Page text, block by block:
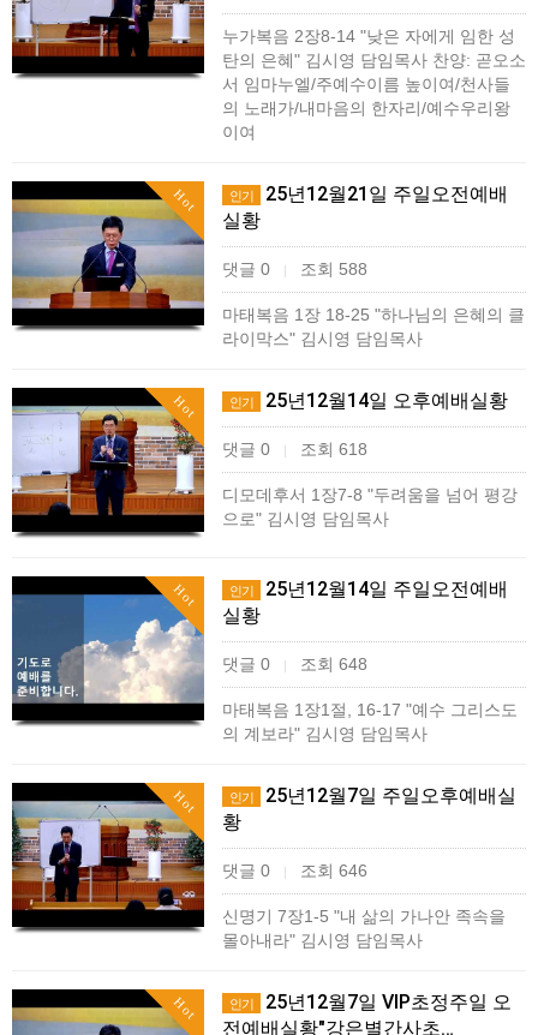
누가복음 2장8-14 "낮은 자에게 임한 성
탄의 은혜" 김시영 담임목사 찬양: 곧오소
서 임마누엘/주예수이름 높이여/천사들
의 노래가/내마음의 한자리/예수우리왕
이여
Hot 인기
25년12월21일 주일오전예배
실황
댓글 0 | 조회 588
마태복음 1장 18-25 "하나님의 은혜의 클
라이막스" 김시영 담임목사
Hot 인기 25년12월14일 오후예배실황
댓글 0 | 조회 618
디모데후서 1장7-8 "두려움을 넘어 평강
으로" 김시영 담임목사
Hot 인기
25년12월14일 주일오전예배
실황
댓글 0 | 조회 648
마태복음 1장1절, 16-17 "예수 그리스도
의 계보라" 김시영 담임목사
Hot 인기
25년12월7일 주일오후예배실
황
댓글 0 | 조회 646
신명기 7장1-5 "내 삶의 가나안 족속을
몰아내라" 김시영 담임목사
Hot 인기
25년12월7일 VIP초정주일 오
전예배실황"강은별간사초…